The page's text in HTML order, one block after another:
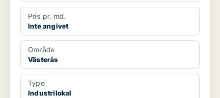
Pris pr. md.
Inte angivet
Område
Västerås
Type
Industrilokal